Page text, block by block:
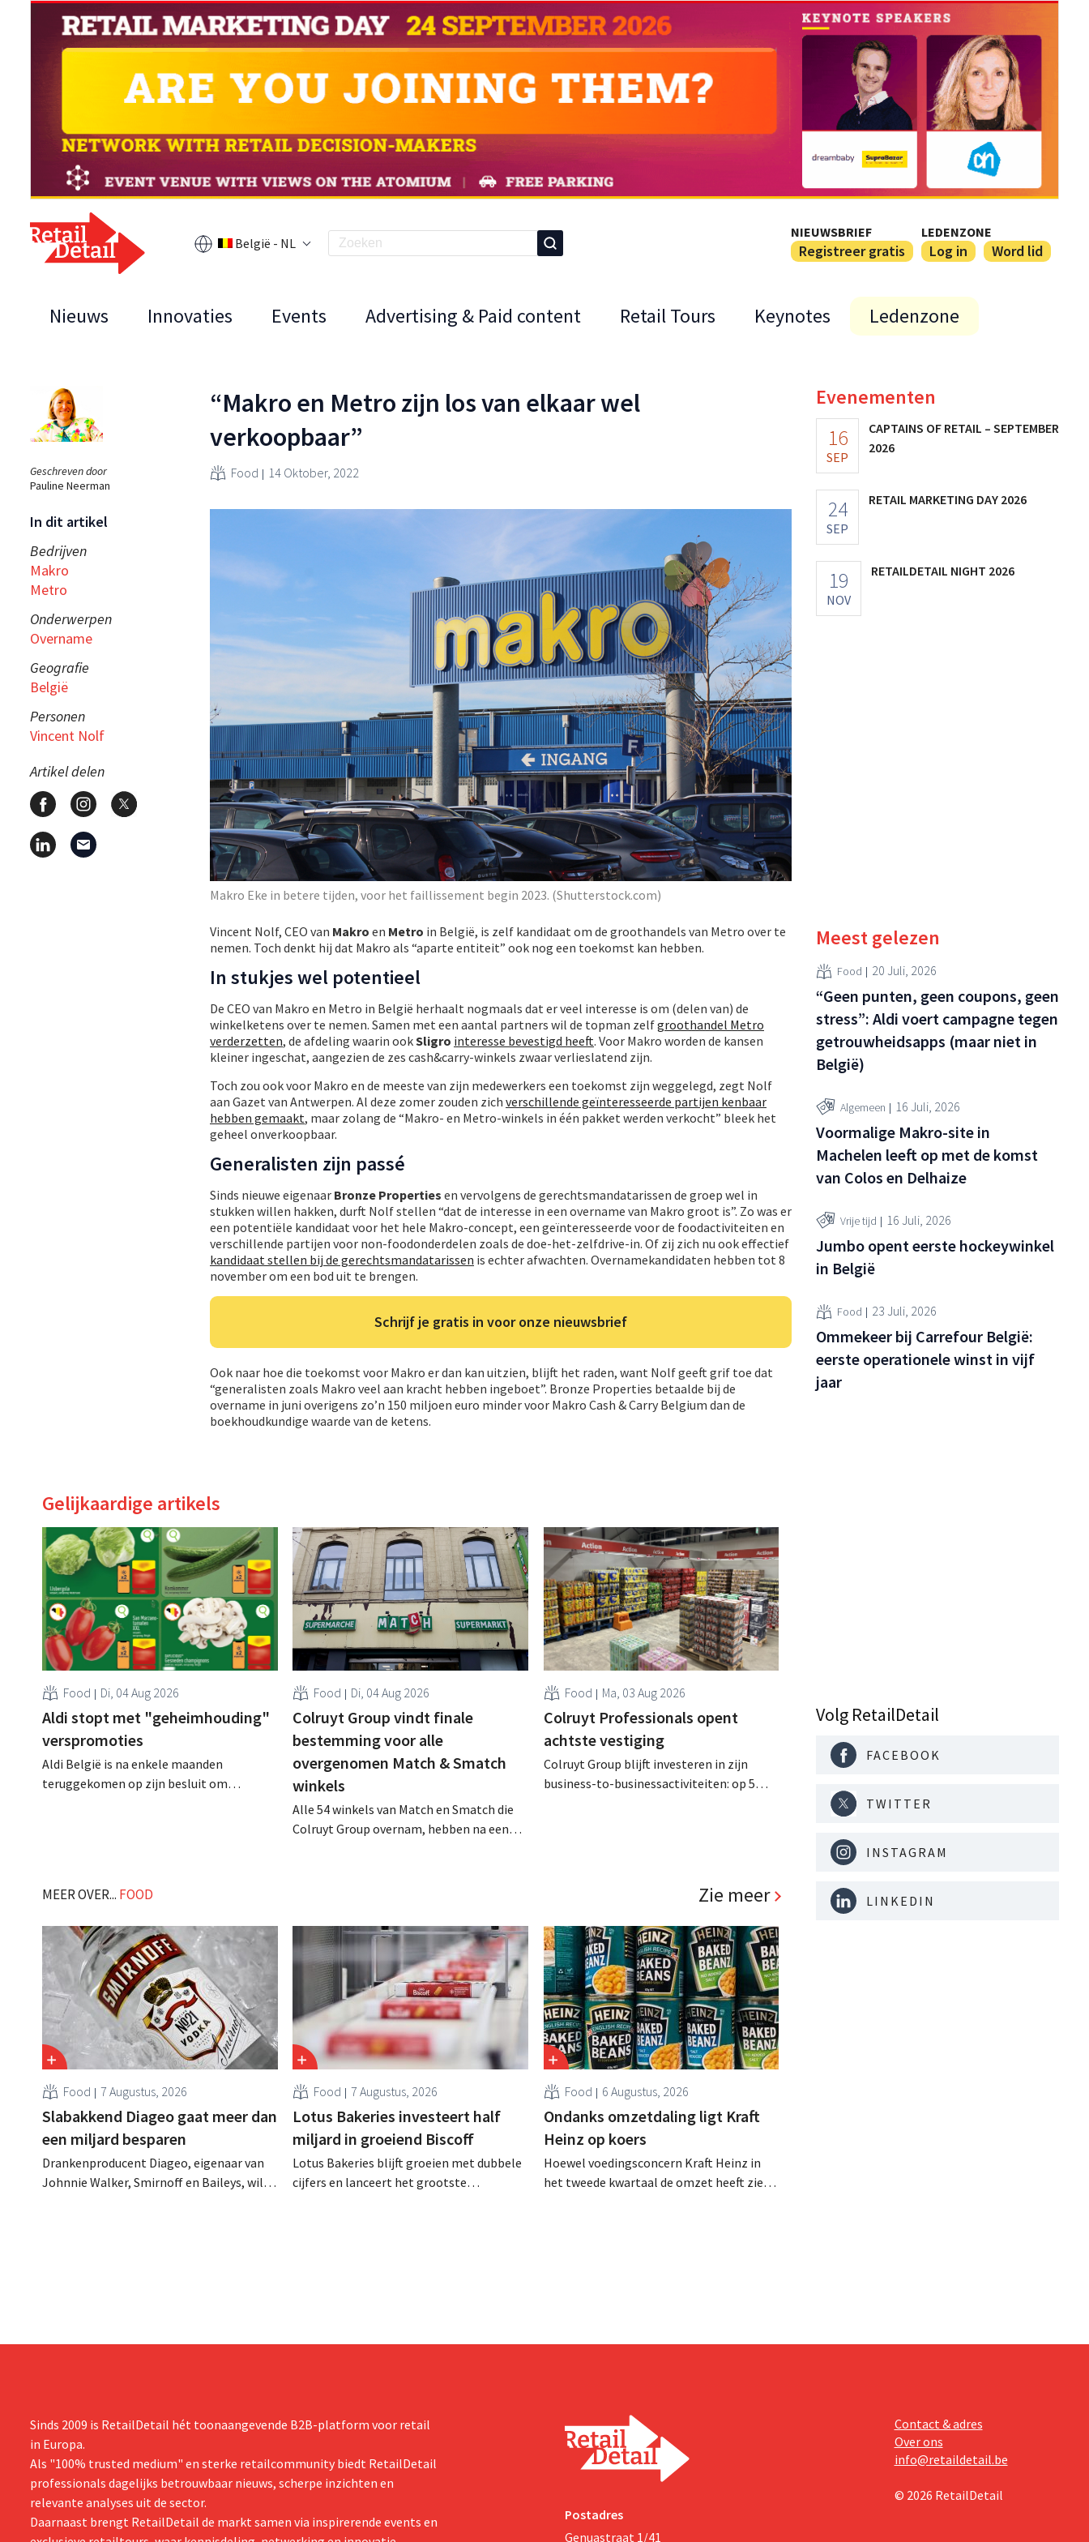
België - NL
NIEUWSBRIEF
Registreer gratis
LEDENZONE
Log in Word lid
Nieuws Innovaties Events Advertising & Paid content Retail Tours Keynotes Ledenzone
Geschreven door
Pauline Neerman
In dit artikel
Bedrijven
Makro
Metro
Onderwerpen
Overname
Geografie
België
Personen
Vincent Nolf
Artikel delen
“Makro en Metro zijn los van elkaar wel
verkoopbaar”
Food 14 Oktober, 2022
Makro Eke in betere tijden, voor het faillissement begin 2023. (Shutterstock.com)
Vincent Nolf, CEO van Makro en Metro in België, is zelf kandidaat om de groothandels van Metro over te
nemen. Toch denkt hij dat Makro als “aparte entiteit” ook nog een toekomst kan hebben.
In stukjes wel potentieel
De CEO van Makro en Metro in België herhaalt nogmaals dat er veel interesse is om (delen van) de
winkelketens over te nemen. Samen met een aantal partners wil de topman zelfgroothandel Metro
verderzetten, de afdeling waarin ookSligro interesse bevestigd heeft. Voor Makro worden de kansen
kleiner ingeschat, aangezien de zes cash&carry-winkels zwaar verlieslatend zijn.
Toch zou ook voor Makro en de meeste van zijn medewerkers een toekomst zijn weggelegd, zegt Nolf
aan Gazet van Antwerpen. Al deze zomer zouden zich verschillende geïnteresseerde partijen kenbaar
hebben gemaakt, maar zolang de “Makro- en Metro-winkels in één pakket werden verkocht” bleek het
geheel onverkoopbaar.
Generalisten zijn passé
Sinds nieuwe eigenaar Bronze Properties en vervolgens de gerechtsmandatarissen de groep wel in
stukken willen hakken, durft Nolf stellen “dat de interesse in een overname van Makro groot is”. Zo was er
een potentiële kandidaat voor het hele Makro-concept, een geïnteresseerde voor de foodactiviteiten en
verschillende partijen voor non-foodonderdelen zoals de doe-het-zelfdrive-in. Of zij zich nu ook effectief
kandidaat stellen bij de gerechtsmandatarissen is echter afwachten. Overnamekandidaten hebben tot 8
november om een bod uit te brengen.
Schrijf je gratis in voor onze nieuwsbrief
Ook naar hoe die toekomst voor Makro er dan kan uitzien, blijft het raden, want Nolf geeft grif toe dat
“generalisten zoals Makro veel aan kracht hebben ingeboet”. Bronze Properties betaalde bij de
overname in juni overigens zo’n 150 miljoen euro minder voor Makro Cash & Carry Belgium dan de
boekhoudkundige waarde van de ketens.
Gelijkaardige artikels
Food Di, 04 Aug 2026
Aldi stopt met "geheimhouding"
verspromoties
Aldi België is na enkele maanden
teruggekomen op zijn besluit om
Food Di, 04 Aug 2026
Colruyt Group vindt finale
bestemming voor alle
overgenomen Match & Smatch
winkels
Alle 54 winkels van Match en Smatch die
Colruyt Group overnam, hebben na een
Food Ma, 03 Aug 2026
Colruyt Professionals opent
achtste vestiging
Colruyt Group blijft investeren in zijn
business-to-businessactiviteiten: op 5
MEER OVER... FOOD Zie meer
Food 7 Augustus, 2026
Slabakkend Diageo gaat meer dan
een miljard besparen
Drankenproducent Diageo, eigenaar van
Johnnie Walker, Smirnoff en Baileys, wil
Food 7 Augustus, 2026
Lotus Bakeries investeert half
miljard in groeiend Biscoff
Lotus Bakeries blijft groeien met dubbele
cijfers en lanceert het grootste
Food 6 Augustus, 2026
Ondanks omzetdaling ligt Kraft
Heinz op koers
Hoewel voedingsconcern Kraft Heinz in
het tweede kwartaal de omzet heeft zien
Evenementen
16
SEP
CAPTAINS OF RETAIL – SEPTEMBER
2026
24
SEP
RETAIL MARKETING DAY 2026
19
NOV
RETAILDETAIL NIGHT 2026
Meest gelezen
Food 20 Juli, 2026
“Geen punten, geen coupons, geen
stress”: Aldi voert campagne tegen
getrouwheidsapps (maar niet in
België)
Algemeen 16 Juli, 2026
Voormalige Makro-site in
Machelen leeft op met de komst
van Colos en Delhaize
Vrije tijd 16 Juli, 2026
Jumbo opent eerste hockeywinkel
in België
Food 23 Juli, 2026
Ommekeer bij Carrefour België:
eerste operationele winst in vijf
jaar
Volg RetailDetail
FACEBOOK
TWITTER
INSTAGRAM
LINKEDIN
Sinds 2009 is RetailDetail hét toonaangevende B2B-platform voor retail
in Europa.
Als "100% trusted medium" en sterke retailcommunity biedt RetailDetail
professionals dagelijks betrouwbaar nieuws, scherpe inzichten en
relevante analyses uit de sector.
Daarnaast brengt RetailDetail de markt samen via inspirerende events en
Postadres
Genuastraat 1/41
Contact & adres
Over ons
info@retaildetail.be
© 2026 RetailDetail